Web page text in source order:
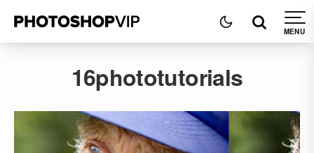
16phototutorials